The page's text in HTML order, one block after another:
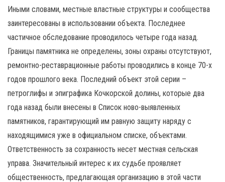
Иными словами, местные властные структуры и сообщества
заинтересованы в использовании объекта. Последнее
частичное обследование проводилось четыре года назад.
Границы памятника не определены, зоны охраны отсутствуют,
ремонтно-реставрационные работы проводились в конце 70-х
годов прошлого века. Последний объект этой серии –
петроглифы и эпиграфика Кочкорской долины, которые два
года назад были внесены в Список ново-выявленных
памятников, гарантирующий им равную защиту наряду с
находящимися уже в официальном списке, объектами.
Ответственность за сохранность несет местная сельская
управа. Значительный интерес к их судьбе проявляет
общественность, предлагающая организацию в этой части